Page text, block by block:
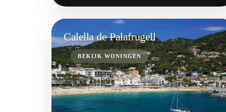
Calella de Palafrugell
BEKIJK WONINGEN